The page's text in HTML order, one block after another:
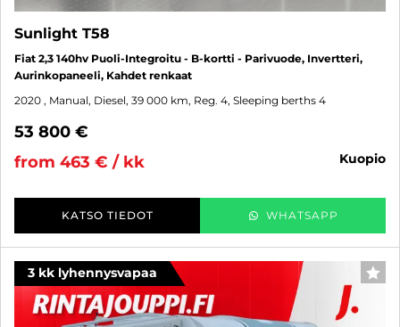
Sunlight T58
Fiat 2,3 140hv Puoli-Integroitu - B-kortti - Parivuode, Invertteri,
Aurinkopaneeli, Kahdet renkaat
2020 , Manual, Diesel, 39 000 km, Reg. 4, Sleeping berths 4
53 800 €
from 463 € / kk
kuopio
KATSO TIEDOT WHATSAPP
3 kk lyhennysvapaa